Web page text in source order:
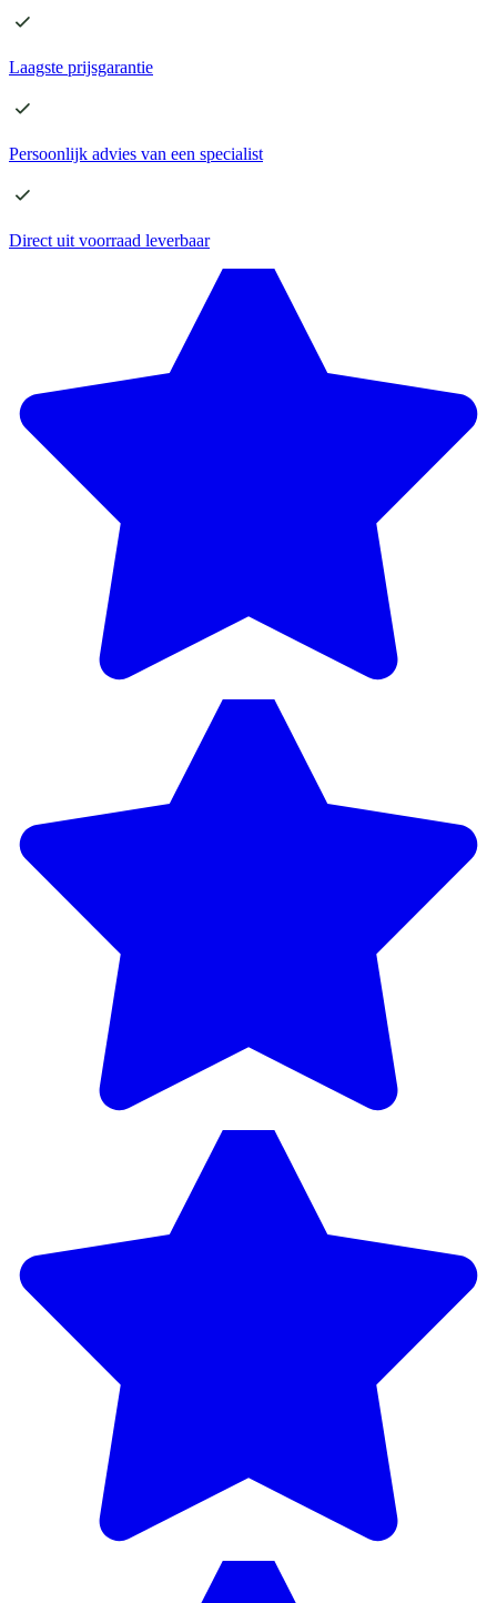
Laagste prijsgarantie
Persoonlijk advies van een specialist
Direct uit voorraad leverbaar